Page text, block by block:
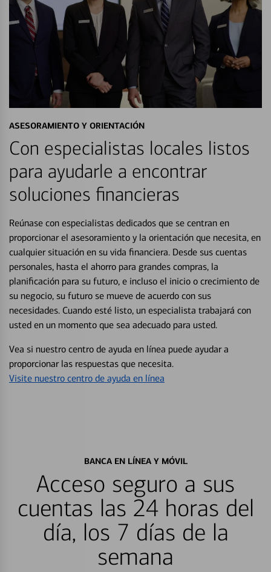
ASESORAMIENTO Y ORIENTACIÓN
Con especialistas locales listos
para ayudarle a encontrar
soluciones financieras
Reúnase con especialistas dedicados que se centran en
proporcionar el asesoramiento y la orientación que necesita, en
cualquier situación en su vida financiera. Desde sus cuentas
personales, hasta el ahorro para grandes compras, la
planificación para su futuro, e incluso el inicio o crecimiento de
su negocio, su futuro se mueve de acuerdo con sus
necesidades. Cuando esté listo, un especialista trabajará con
usted en un momento que sea adecuado para usted.
Vea si nuestro centro de ayuda en línea puede ayudar a
proporcionar las respuestas que necesita.
Visite nuestro centro de ayuda en línea
BANCA EN LÍNEA Y MÓVIL
Acceso seguro a sus
cuentas las 24 horas del
día, los 7 días de la
semana